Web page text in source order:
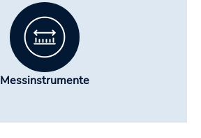
Messinstrumente